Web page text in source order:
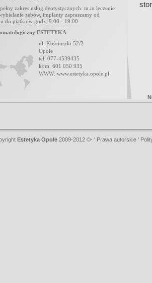
zakres usług dentystycznych. m.in leczenie
zębów, implanty zapraszamy od
do piątku w godz. 9.00 - 19.00
ESTETYKA
ul. Kościuszki 52/2
Opole
tel. 077-4539435
kom. 601 050 935
WWW: www.estetyka.opole.pl
Estetyka Opole 2009-2012 ©- ' Prawa autorskie '